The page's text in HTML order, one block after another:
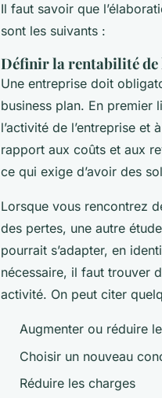
Il faut savoir que
sont les suivants :
Définir la rentabilité de
Une entreprise doit
business plan. En premier
l’activité de l’entreprise
rapport aux coûts et aux
ce qui exige d’avoir des
Lorsque vous rencontrez
des pertes, une autre
pourrait s’adapter, en
nécessaire, il faut trouver
activité. On peut citer
Augmenter ou réduire
Choisir un nouveau
Réduire les charges